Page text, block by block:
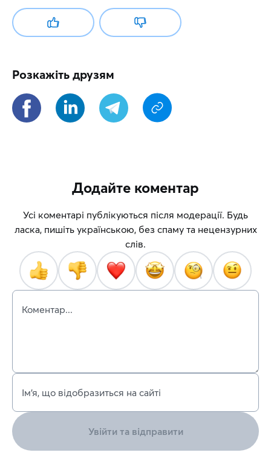
Розкажіть друзям
Додайте коментар
Усі коментарі публікуються після модерації. Будь
ласка, пишіть українською, без спаму та нецензурних
слів.
Коментар...
Ім’я, що відобразиться на сайті
Увійти та відправити